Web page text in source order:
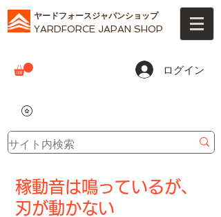
ヤードフォースジャパンショップ
YARDFORCE JAPAN SHOP
ログイン
稼動音は鳴っているが、
刃が動かない